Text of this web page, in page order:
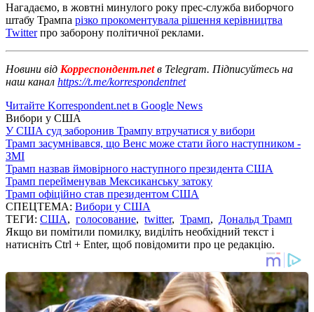
Нагадаємо, в жовтні минулого року прес-служба виборчого
штабу Трампа різко прокоментувала рішення керівництва
Twitterпро заборону політичної реклами.
Новини від Корреспондент.netв Telegram. Підписуйтесь на
наш канал https://t.me/korrespondentnet
Читайте Korrespondent.net в Google News
Вибори у США
У США суд заборонив Трампу втручатися у вибори
Трамп засумнівався, що Венс може стати його наступником -
ЗМІ
Трамп назвав ймовірного наступного президента США
Трамп перейменував Мексиканську затоку
Трамп офіційно став президентом США
СПЕЦТЕМА: Вибори у США
ТЕГИ: США, голосование, twitter, Трамп, Дональд Трамп
Якщо ви помітили помилку, виділіть необхідний текст і
натисніть Ctrl + Enter, щоб повідомити про це редакцію.